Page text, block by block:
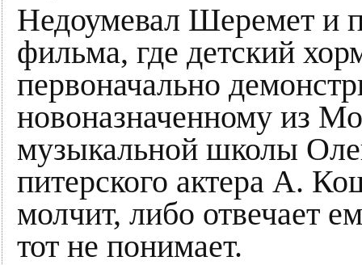
Недоумевал Шеремет и
фильма, где детский
первоначально
новоназначенному из
музыкальной школы
питерского актера А.
молчит, либо отвечает
тот не понимает.